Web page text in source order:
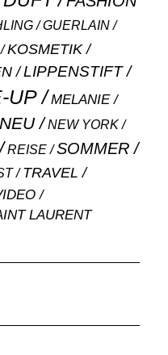
GUERLAIN
KOSMETIK
LIPPENSTIFT
UP MELANIE
NEU NEW YORK
REISE SOMMER
TRAVEL
LAURENT